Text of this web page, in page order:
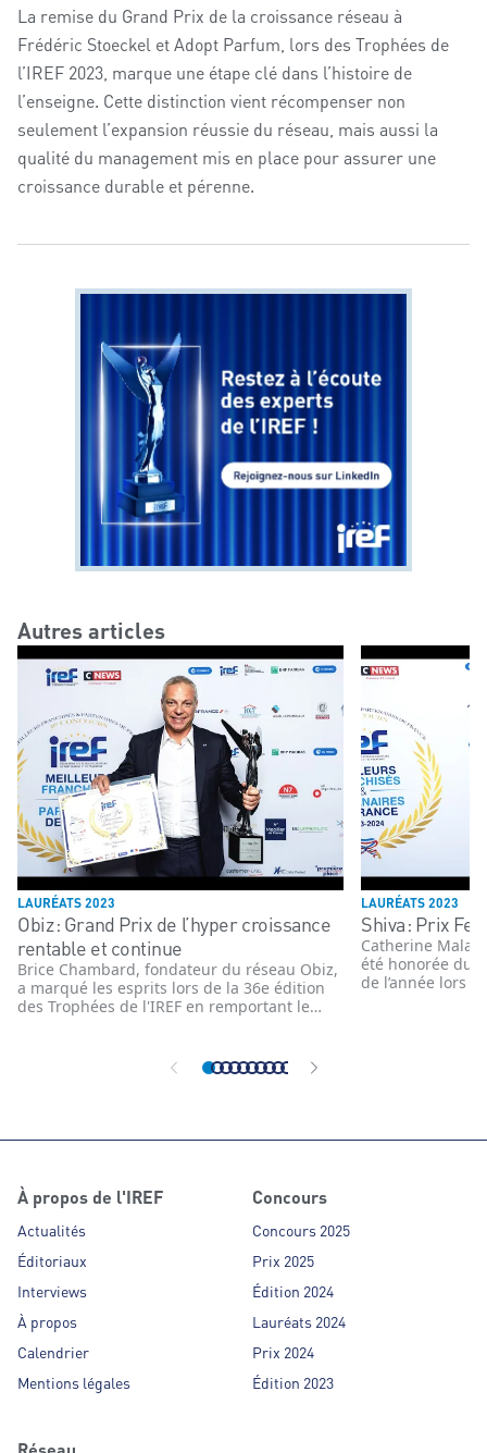
La remise du Grand Prix de la croissance réseau à
Frédéric Stoeckel et Adopt Parfum, lors des Trophées de
l’IREF 2023, marque une étape clé dans l’histoire de
l’enseigne. Cette distinction vient récompenser non
seulement l’expansion réussie du réseau, mais aussi la
qualité du management mis en place pour assurer une
croissance durable et pérenne.
Autres articles
LAURÉATS 2023
Obiz : Grand Prix de l’hyper croissance
rentable et continue
Brice Chambard, fondateur du réseau Obiz,
a marqué les esprits lors de la 36e édition
des Trophées de l'IREF en remportant le
vient récompenser son engagement envers
une stratégie de croissance durable,
secteur.
LAURÉATS 2023
Shiva : Prix
Catherine
été honorée du
de l’année lors
À propos de l'IREF
Actualités
Éditoriaux
Interviews
À propos
Calendrier
Mentions légales
Concours
Concours 2025
Prix 2025
Édition 2024
Lauréats 2024
Prix 2024
Édition 2023